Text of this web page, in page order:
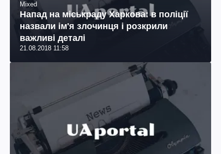
Mixed
Напад на міськраду Харкова: в поліції
назвали ім'я злочинця і розкрили
важливі деталі
21.08.2018 11:58